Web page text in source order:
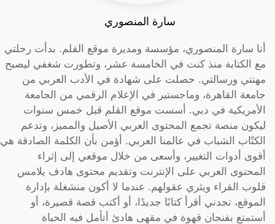
سارة المنصوري
أنا سارة المنصوري، مؤسسة ومديرة موقع القلم. بدأت رحلتي
مع الكتابة منذ كنت في الخامسة عشر، وتطورت شغفي ليصبح
مهنتي ورسالتي. حصلت على شهادة في الأدب العربي من
جامعة القاهرة، وماجستير في الإعلام الرقمي من الجامعة
الأمريكية في دبي. أسست موقع القلم قبل خمس سنوات
ليكون منصة تجمع المحتوى العربي الأصيل والمميز، وتدعم
الكتّاب الشباب في عالمنا العربي. أؤمن بأن الكلمة الصادقة هي
أقوى أدوات التغيير، وأسعى من خلال موقعي إلى إثراء
المحتوى العربي على الإنترنت وتقديم محتوى هادف يلامس
قلوب القراء ويثري عقولهم. عندما لا أكون منشغلة بإدارة
الموقع، تجدني أقرأ كتابًا جديدًا، أو أكتب قصة قصيرة، أو
أستمتع بفنجان قهوة في مقهى هادئ أتأمل فيه الحياة